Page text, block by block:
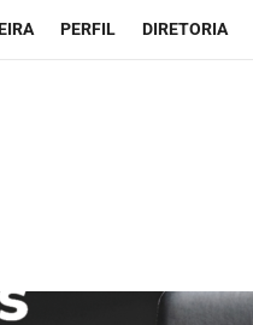
PERFIL DIRETORIA